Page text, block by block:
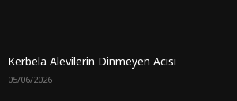
Kerbela Alevilerin Dinmeyen Acısı
05/06/2026